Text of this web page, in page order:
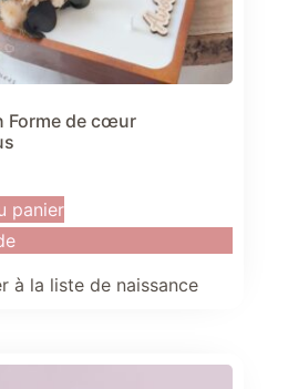
Forme de cœur
panier
à la liste de naissance